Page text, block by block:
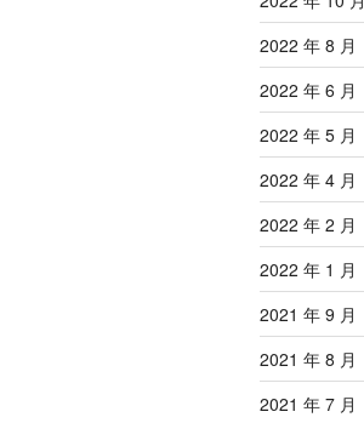
2022 年 8 月
2022 年 6 月
2022 年 5 月
2022 年 4 月
2022 年 2 月
2022 年 1 月
2021 年 9 月
2021 年 8 月
2021 年 7 月